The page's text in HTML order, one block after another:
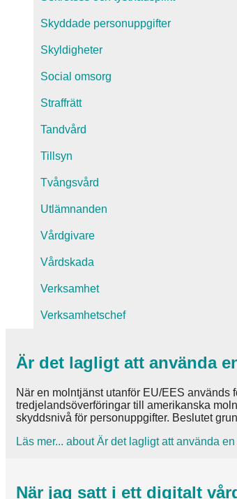
Skyddade personuppgifter
Skyldigheter
Social omsorg
Straffrätt
Tandvård
Tillsyn
Tvångsvård
Utlämnanden
Vårdgivare
Vårdskada
Verksamhet
Verksamhetschef
Är det lagligt att använda
När en molntjänst utanför EU/EES används
tredjelandsöverföringar till amerikanska
skyddsnivå för personuppgifter. Beslutet
Läs mer... about Är det lagligt att använda
När jag satt i ett digitalt